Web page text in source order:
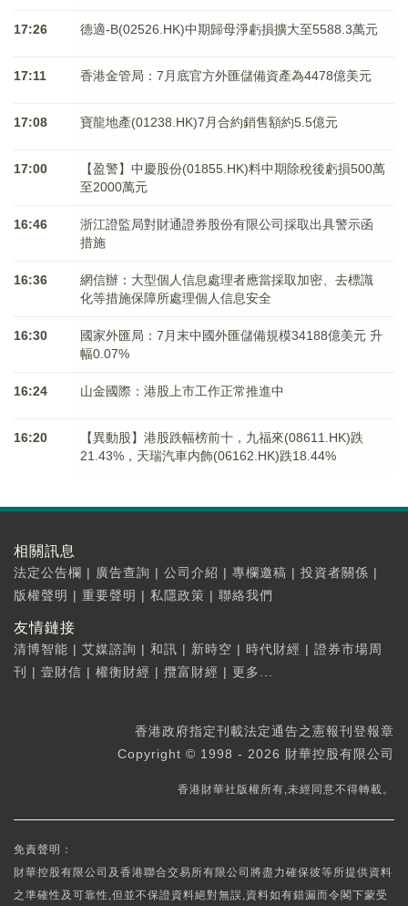
17:26 德適-B(02526.HK)中期歸母淨虧損擴大至5588.3萬元
17:11 香港金管局：7月底官方外匯儲備資產為4478億美元
17:08 寶龍地產(01238.HK)7月合約銷售額約5.5億元
17:00
【盈警】中慶股份(01855.HK)料中期除稅後虧損500萬
至2000萬元
16:46
浙江證監局對財通證券股份有限公司採取出具警示函
措施
16:36
網信辦：大型個人信息處理者應當採取加密、去標識
化等措施保障所處理個人信息安全
16:30
國家外匯局：7月末中國外匯儲備規模34188億美元 升
幅0.07%
16:24 山金國際：港股上市工作正常推進中
16:20
【異動股】港股跌幅榜前十，九福來(08611.HK)跌
21.43%，天瑞汽車内飾(06162.HK)跌18.44%
相關訊息
法定公告欄 | 廣告查詢 | 公司介紹 | 專欄邀稿 | 投資者關係 |
版權聲明 | 重要聲明 | 私隱政策 | 聯絡我們
友情鏈接
清博智能 | 艾媒諮詢 | 和訊 | 新時空 | 時代財經 | 證券市場周
刊
| 壹財信 | 權衡財經 | 攬富財經 | 更多...
香港政府指定刊載法定通告之憲報刊登報章
Copyright © 1998 - 2026 財華控股有限公司
香港財華社版權所有,未經同意不得轉載。
免責聲明：
財華控股有限公司及香港聯合交易所有限公司將盡力確保彼等所提供資料
之準確性及可靠性,但並不保證資料絕對無誤,資料如有錯漏而令閣下蒙受